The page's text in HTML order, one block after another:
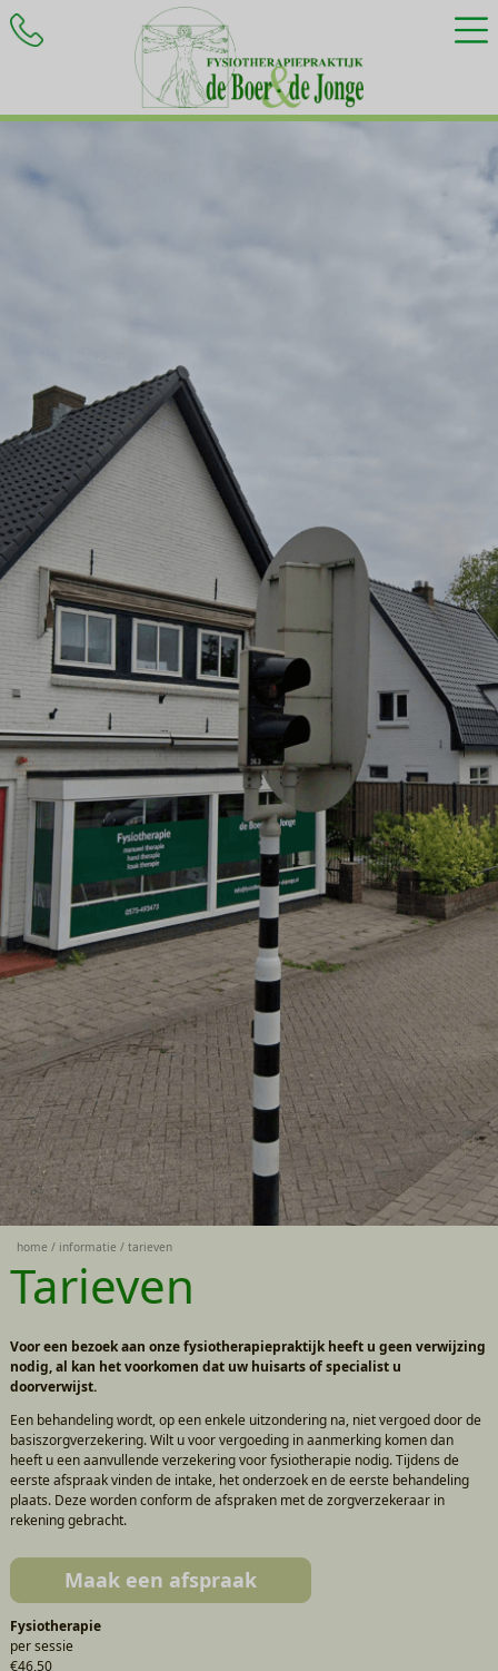
HOME
home informatie tarieven
Tarieven
Voor een bezoek aan onze fysiotherapiepraktijk heeft u geen verwijzing
nodig, al kan het voorkomen dat uw huisarts of specialist u
doorverwijst.
Een behandeling wordt, op een enkele uitzondering na, niet vergoed door de
basiszorgverzekering. Wilt u voor vergoeding in aanmerking komen dan
heeft u een aanvullende verzekering voor fysiotherapie nodig. Tijdens de
eerste afspraak vinden de intake, het onderzoek en de eerste behandeling
plaats. Deze worden conform de afspraken met de zorgverzekeraar in
rekening gebracht.
Maak een afspraak
Fysiotherapie
per sessie
€46,50